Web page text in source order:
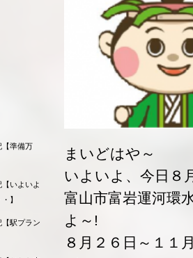
まいどはや～
いよいよ、今日８
富山市富岩運河環
よ～!
８月２６日～１１
【準備万
【いよいよ
】
【駅プラン